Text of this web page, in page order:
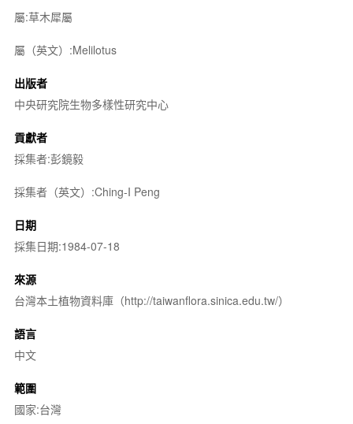
屬:草木犀屬
屬（英文）:Melilotus
出版者
中央研究院生物多樣性研究中心
貢獻者
採集者:彭鏡毅
採集者（英文）:Ching-I Peng
日期
採集日期:1984-07-18
來源
台灣本土植物資料庫（http://taiwanflora.sinica.edu.tw/）
語言
中文
範圍
國家:台灣